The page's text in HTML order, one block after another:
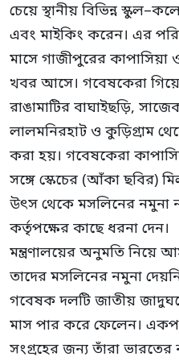
চেয়ে স্থানীয় বিভিন্ন
এবং মাইকিং করেন। এর
মাসে গাজীপুরের কাপাসিয়া
খবর আসে। গবেষকেরা
রাঙামাটির বাঘাইছড়ি,
লালমনিরহাট ও কুড়িগ্রাম
করা হয়। গবেষকেরা
সঙ্গে স্কেচের (আঁকা ছবির)
উৎস থেকে মসলিনের নমুনা
কর্তৃপক্ষের কাছে ধরনা দেন।
মন্ত্রণালয়ের অনুমতি নিয়ে
তাদের মসলিনের নমুনা
গবেষক দলটি জাতীয়
মাস পার করে ফেলেন।
সংগ্রহের জন্য তাঁরা ভারতের